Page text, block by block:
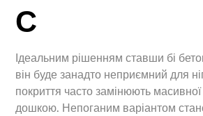
С
Ідеальним рішенням ставши бі
він буде занадто неприємний для
покриття часто замінюють
дошкою. Непоганим варіантом